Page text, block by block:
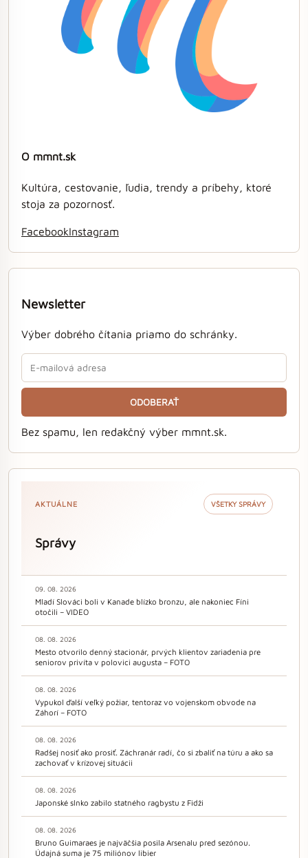
O mmnt.sk
Kultúra, cestovanie, ľudia, trendy a príbehy, ktoré
stoja za pozornosť.
FacebookInstagram
Newsletter
Výber dobrého čítania priamo do schránky.
ODOBERAŤ
Bez spamu, len redakčný výber mmnt.sk.
AKTUÁLNE VŠETKY SPRÁVY
Správy
09. 08. 2026
Mladí Slováci boli v Kanade blízko bronzu, ale nakoniec Fíni
otočili – VIDEO
08. 08. 2026
Mesto otvorilo denný stacionár, prvých klientov zariadenia pre
seniorov privíta v polovici augusta – FOTO
08. 08. 2026
Vypukol ďalší veľký požiar, tentoraz vo vojenskom obvode na
Záhorí – FOTO
08. 08. 2026
Radšej nosiť ako prosiť. Záchranár radí, čo si zbaliť na túru a ako sa
zachovať v krízovej situácii
08. 08. 2026
Japonské slnko zabilo statného ragbystu z Fidži
08. 08. 2026
Bruno Guimaraes je najväčšia posila Arsenalu pred sezónou.
Údajná suma je 75 miliónov libier